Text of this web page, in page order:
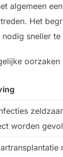
algemeen
Het
sneller te
oorzaken
worden